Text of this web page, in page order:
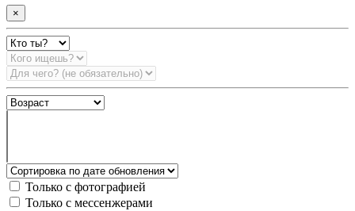
×
Только с фотографией
Только с мессенжерами